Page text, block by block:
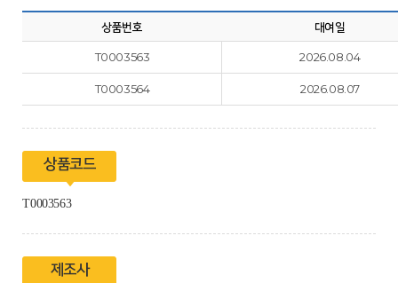
상품번호 대여일
T0003563 2026.08.04
T0003564 2026.08.07
상품코드
T0003563
제조사